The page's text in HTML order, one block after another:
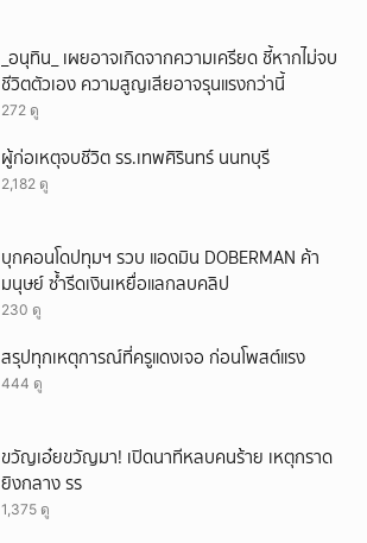
_อนุทิน_ เผยอาจเกิดจากความเครียด ชี้หากไม่จบ
ชีวิตตัวเอง ความสูญเสียอาจรุนแรงกว่านี้
272 ดู
ผู้ก่อเหตุจบชีวิต รร.เทพศิรินทร์ นนทบุรี
2,182 ดู
บุกคอนโดปทุมฯ รวบ แอดมิน DOBERMAN ค้า
มนุษย์ ซ้ำรีดเงินเหยื่อแลกลบคลิป
230 ดู
สรุปทุกเหตุการณ์ที่ครูแดงเจอ ก่อนโพสต์แรง
444 ดู
ขวัญเอ๋ยขวัญมา! เปิดนาทีหลบคนร้าย เหตุกราด
ยิงกลาง รร
1,375 ดู